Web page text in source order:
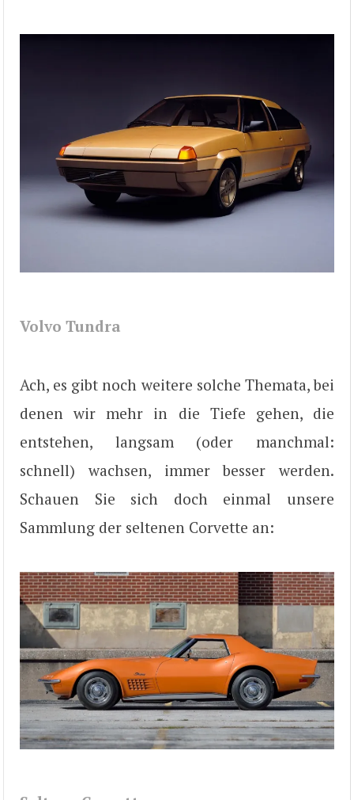
Volvo Tundra
Ach, es gibt noch weitere solche Themata, bei
denen wir mehr in die Tiefe gehen, die
entstehen, langsam (oder manchmal:
schnell) wachsen, immer besser werden.
Schauen Sie sich doch einmal unsere
Sammlung der seltenen Corvette an: